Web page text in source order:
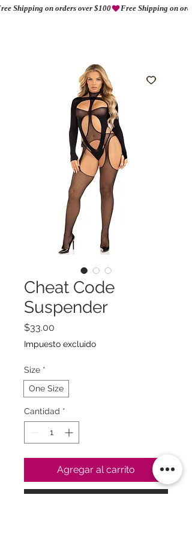
Shipping on orders over $100
Cheat Code
Suspender
$33.00
Impuesto excluido
Size *
One Size
Cantidad *
Agregar al carrito